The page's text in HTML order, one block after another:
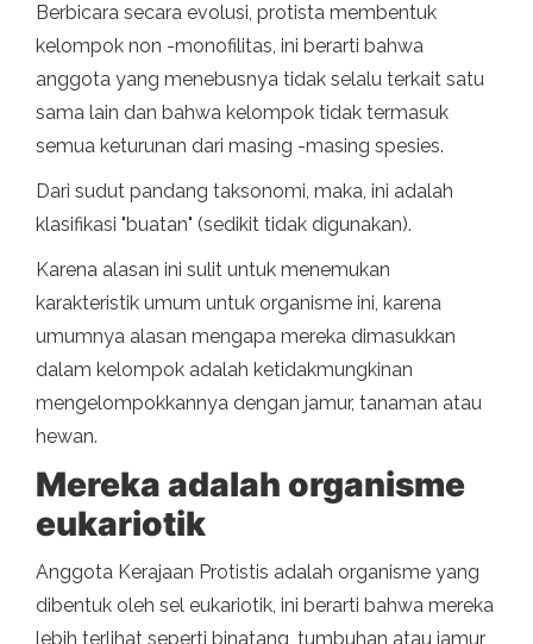
Berbicara secara evolusi, protista membentuk
kelompok non -monofilitas, ini berarti bahwa
anggota yang menebusnya tidak selalu terkait satu
sama lain dan bahwa kelompok tidak termasuk
semua keturunan dari masing -masing spesies.
Dari sudut pandang taksonomi, maka, ini adalah
klasifikasi "buatan" (sedikit tidak digunakan).
Karena alasan ini sulit untuk menemukan
karakteristik umum untuk organisme ini, karena
umumnya alasan mengapa mereka dimasukkan
dalam kelompok adalah ketidakmungkinan
mengelompokkannya dengan jamur, tanaman atau
hewan.
Mereka adalah organisme
eukariotik
Anggota Kerajaan Protistis adalah organisme yang
dibentuk oleh sel eukariotik, ini berarti bahwa mereka
lebih terlihat seperti binatang, tumbuhan atau jamur